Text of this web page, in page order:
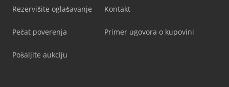
Rezervišite oglašavanje
Pečat poverenja
Pošaljite aukciju
Kontakt
Primer ugovora o kupovini